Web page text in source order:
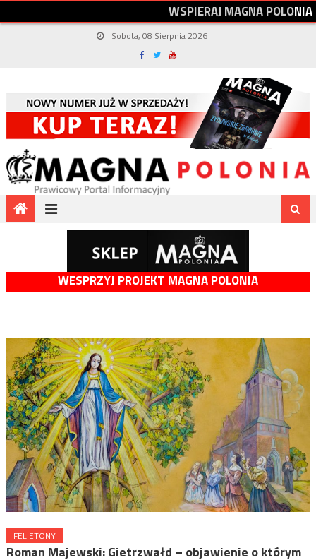
WSPIERAJMAGNAPOLONIA
Sobota, 08 Sierpnia 2026
WESPRZYJ PROJEKT MAGNA POLONIA
FELIETONY
Roman Majewski: Gietrzwałd – objawienie o którym